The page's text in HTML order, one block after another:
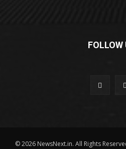
FOLLOW
© 2026 NewsNext.in. All Rights